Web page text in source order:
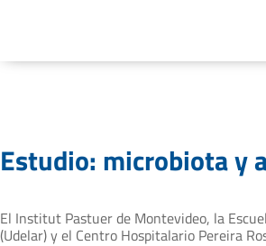
Estudio: microbiota y
El Institut Pastuer de Montevideo, la
(Udelar) y el Centro Hospitalario Pereira